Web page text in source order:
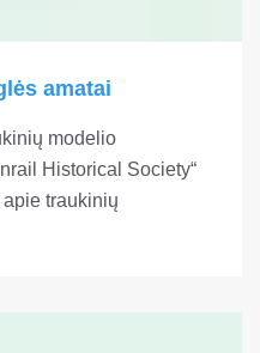
amatai
modelio
Historical Society“
traukinių